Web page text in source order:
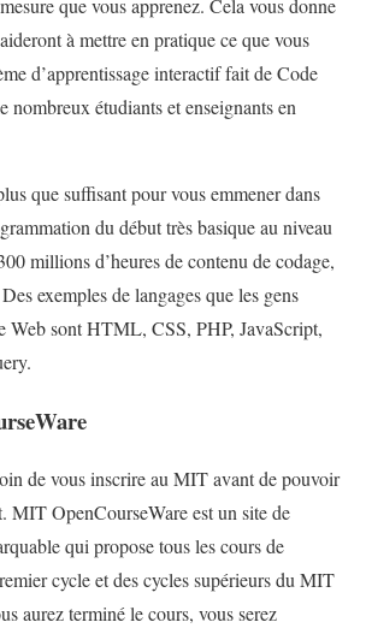
que vous apprenez. Cela vous donne
à mettre en pratique ce que vous
d’apprentissage interactif fait de Code
nombreux étudiants et enseignants en
que suffisant pour vous emmener dans
du début très basique au niveau
millions d’heures de contenu de codage,
exemples de langages que les gens
Web sont HTML, CSS, PHP, JavaScript,
de vous inscrire au MIT avant de pouvoir
MIT OpenCourseWare est un site de
qui propose tous les cours de
cycle et des cycles supérieurs du MIT
aurez terminé le cours, vous serez